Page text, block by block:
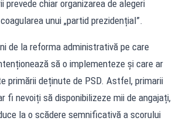
prevede chiar organizarea de alegeri
unui „partid prezidențial”.
de la reforma administrativă pe care
să o implementeze și care ar
primării deținute de PSD. Astfel, primarii
fi nevoiți să disponibilizeze mii de angajați,
la o scădere semnificativă a scorului